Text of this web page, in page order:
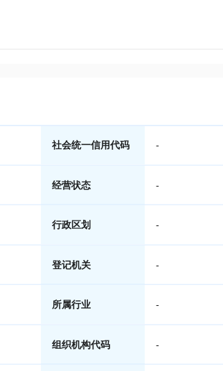
社会统一信用代码 -
经营状态 -
行政区划 -
登记机关 -
所属行业 -
组织机构代码 -